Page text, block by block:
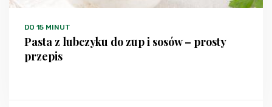
DO 15 MINUT
Pasta z lubczyku do zup i sosów – prosty
przepis